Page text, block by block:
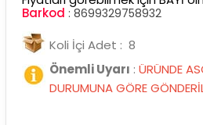
Barkod : 8699329758932
Koli İçi Adet : 8
Önemli Uyarı : ÜRÜNDE
DURUMUNA GÖRE